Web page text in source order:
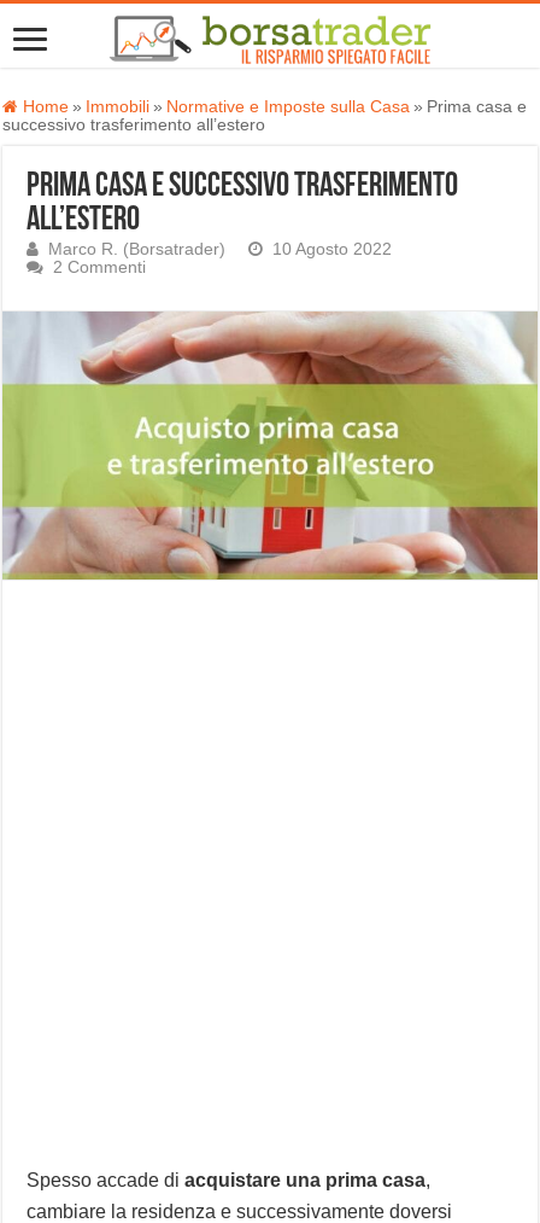
Home » Immobili » Normative e Imposte sulla Casa » Prima casa e
successivo trasferimento all’estero
Prima casa e successivo trasferimento
all’estero
Marco R. (Borsatrader)
10 Agosto 2022
2 Commenti
Spesso accade diacquistare una prima casa,
cambiare la residenza e successivamente doversi